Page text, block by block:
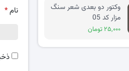
نام*
وکتور دو بعدی شعر سنگ
مزار کد 05
۲۵,۰۰۰ تومان